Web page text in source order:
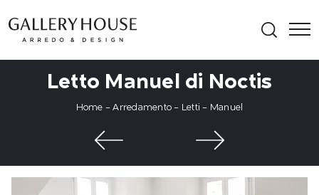
Letto Manuel di Noctis
Home -Arredamento - Letti - Manuel